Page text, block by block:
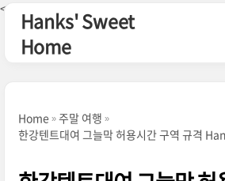
<--핀터레스트-->
본문 바로가기
Hanks' Sweet
Home
Home
주말 여행
한강텐트대여 그늘막 허용시간 구역 규격